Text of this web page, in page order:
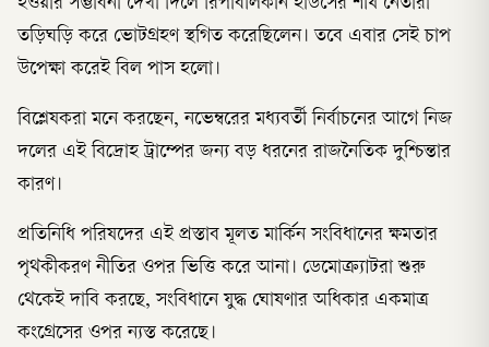
হওয়ার সম্ভাবনা দেখা দিলে রিপাবলিকান হাউসের শীর্ষ নেতারা
তড়িঘড়ি করে ভোটগ্রহণ স্থগিত করেছিলেন। তবে এবার সেই চাপ
উপেক্ষা করেই বিল পাস হলো।
বিশ্লেষকরা মনে করছেন, নভেম্বরের মধ্যবর্তী নির্বাচনের আগে নিজ
দলের এই বিদ্রোহ ট্রাম্পের জন্য বড় ধরনের রাজনৈতিক দুশ্চিন্তার
কারণ।
প্রতিনিধি পরিষদের এই প্রস্তাব মূলত মার্কিন সংবিধানের ক্ষমতার
পৃথকীকরণ নীতির ওপর ভিত্তি করে আনা। ডেমোক্র্যাটরা শুরু
থেকেই দাবি করছে, সংবিধানে যুদ্ধ ঘোষণার অধিকার একমাত্র
কংগ্রেসের ওপর ন্যস্ত করেছে।